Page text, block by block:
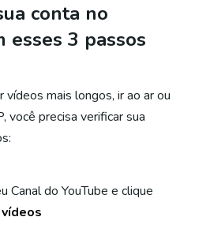
conta no
esses 3 passos
vídeos mais longos, ir ao ar ou
você precisa verificar sua
Canal do YouTube e clique